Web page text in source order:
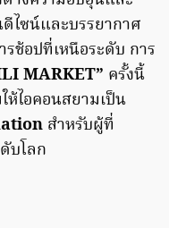
ไซน์และบรรยากาศ
ช้อปที่เหนือระดับ การ
MARKET” ครั้งนี้
ห้ไอคอนสยามเป็น
สำหรับผู้ที่
บโลก